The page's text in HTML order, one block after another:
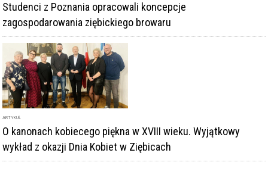
Studenci z Poznania opracowali koncepcje
zagospodarowania ziębickiego browaru
ARTYKUŁ
O kanonach kobiecego piękna w XVIII wieku. Wyjątkowy
wykład z okazji Dnia Kobiet w Ziębicach